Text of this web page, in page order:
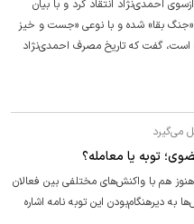
احمدی‌نژاد انتقاد کرد و با بیان
بقا» شده و با نوعی «جست و خیز
است، گفت که تاریخ مصرف احمدی‌نژاد
می‌گیرد
توبه يا معامله؟
هم با واکنش‌های مختلفی بین فعالان
دیرهنگام‌بودن این توبه نامه اشاره